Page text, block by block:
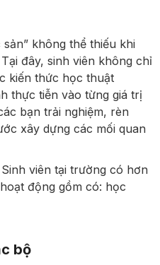
không thể thiếu khi
đây, sinh viên không chỉ
kiến thức học thuật
thực tiễn vào từng giá trị
bạn trải nghiệm, rèn
xây dựng các mối quan
viên tại trường có hơn
động gồm có: học
bộ